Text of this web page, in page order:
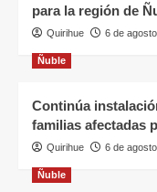
para la región de
Quirihue 6 de
Ñuble
Continúa
familias afectadas
Quirihue 6 de
Ñuble